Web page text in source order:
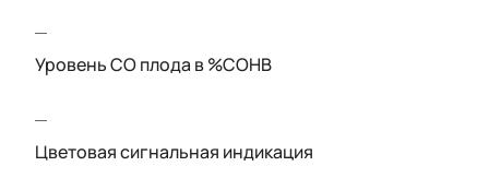
Уровень СО плода в %COHB
Цветовая сигнальная индикация